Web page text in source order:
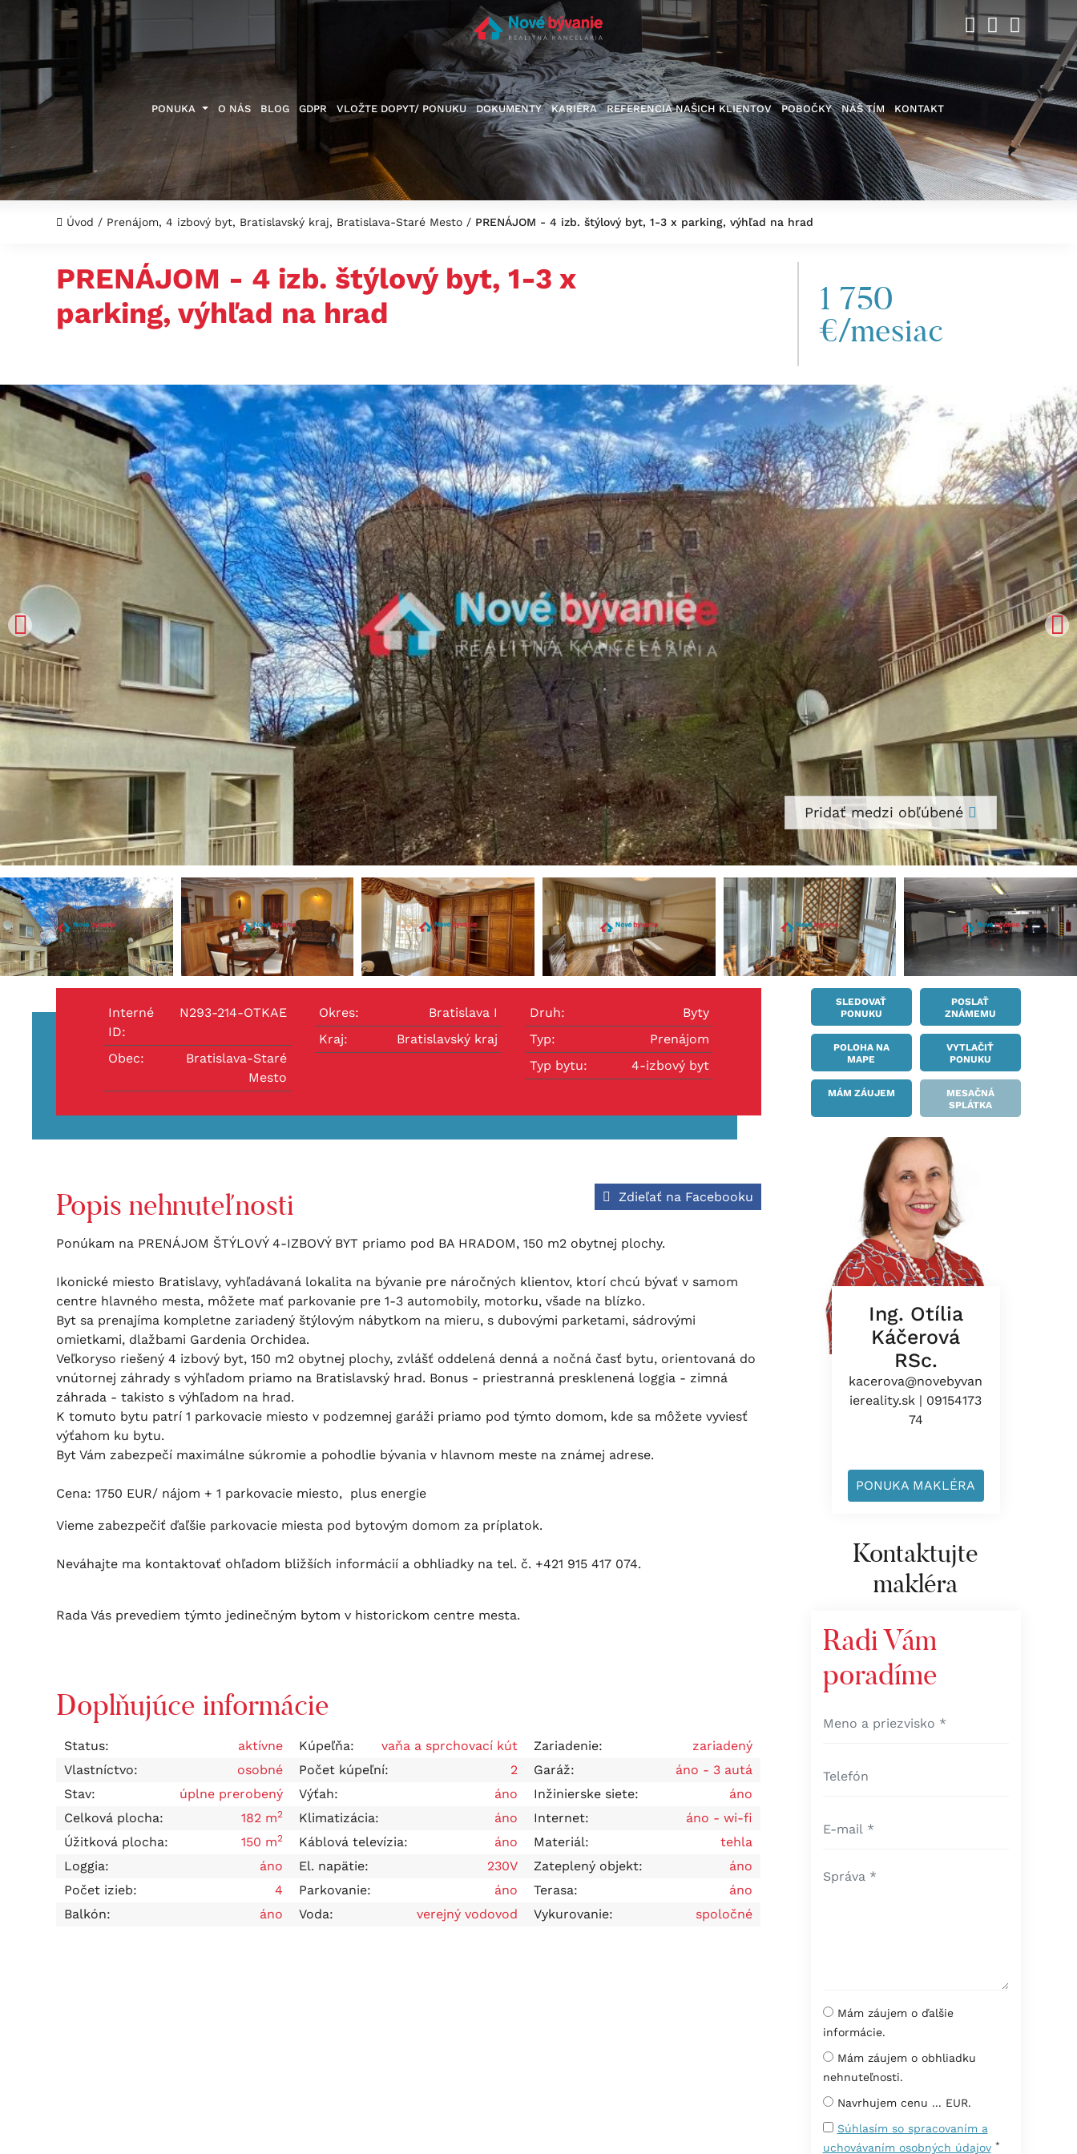
PONUKA O NÁS BLOG GDPR VLOŽTE DOPYT/ PONUKU DOKUMENTY KARIÉRA REFERENCIA NAŠICH KLIENTOV POBOČKY NÁŠ TÍM KONTAKT
Úvod / Prenájom, 4 izbový byt, Bratislavský kraj, Bratislava-Staré Mesto / PRENÁJOM - 4 izb. štýlový byt, 1-3 x parking, výhľad na hrad
PRENÁJOM - 4 izb. štýlový byt, 1-3 x
parking, výhľad na hrad
1 750
€/mesiac
Pridať medzi obľúbené
Interné
ID:
N293-214-OTKAE
Obec:
Bratislava-Staré
Mesto
Okres:
Bratislava I
Kraj:
Bratislavský kraj
Druh:
Byty
Typ:
Prenájom
Typ bytu:
4-izbový byt
Popis nehnuteľnosti Zdieľať na Facebooku
Ponúkam na PRENÁJOM ŠTÝLOVÝ 4-IZBOVÝ BYT priamo pod BA HRADOM, 150 m2 obytnej plochy.
Ikonické miesto Bratislavy, vyhľadávaná lokalita na bývanie pre náročných klientov, ktorí chcú bývať v samom
centre hlavného mesta, môžete mať parkovanie pre 1-3 automobily, motorku, všade na blízko.
Byt sa prenajíma kompletne zariadený štýlovým nábytkom na mieru, s dubovými parketami, sádrovými
omietkami, dlažbami Gardenia Orchidea.
Veľkoryso riešený 4 izbový byt, 150 m2 obytnej plochy, zvlášť oddelená denná a nočná časť bytu, orientovaná do
vnútornej záhrady s výhľadom priamo na Bratislavský hrad. Bonus - priestranná presklenená loggia - zimná
záhrada - takisto s výhľadom na hrad.
K tomuto bytu patrí 1 parkovacie miesto v podzemnej garáži priamo pod týmto domom, kde sa môžete vyviesť
výťahom ku bytu.
Byt Vám zabezpečí maximálne súkromie a pohodlie bývania v hlavnom meste na známej adrese.
Cena: 1750 EUR/ nájom + 1 parkovacie miesto, plus energie
Vieme zabezpečiť ďaľšie parkovacie miesta pod bytovým domom za príplatok.
Neváhajte ma kontaktovať ohľadom bližších informácií a obhliadky na tel. č. +421 915 417 074.
Rada Vás prevediem týmto jedinečným bytom v historickom centre mesta.
Doplňujúce informácie
Status:
aktívne
Vlastníctvo:
osobné
Stav:
úplne prerobený
Celková plocha:
182 m2
Úžitková plocha: 150 m2
Loggia:
áno
Počet izieb:
4
Balkón:
áno
Kúpeľňa:
vaňa a sprchovací kút
Počet kúpeľní:
2
Výťah:
áno
Klimatizácia:
áno
Káblová televízia:
áno
El. napätie:
230V
Parkovanie:
áno
Voda:
verejný vodovod
Zariadenie:
zariadený
Garáž:
áno - 3 autá
Inžinierske siete:
áno
Internet:
áno - wi-fi
Materiál:
tehla
Zateplený objekt:
áno
Terasa:
áno
Vykurovanie:
spoločné
SLEDOVAŤ
PONUKU
POSLAŤ
ZNÁMEMU
POLOHA NA
MAPE
VYTLAČIŤ
PONUKU
MÁM ZÁUJEM
MESAČNÁ
SPLÁTKA
Ing. Otília
Káčerová
RSc.
kacerova@novebyvan
iereality.sk | 09154173
74
PONUKA MAKLÉRA
Kontaktujte
makléra
Radi Vám
poradíme
Mám záujem o ďalšie
informácie.
Mám záujem o obhliadku
nehnuteľnosti.
Navrhujem cenu ... EUR.
Súhlasím so spracovaním a
uchovávaním osobných údajov *